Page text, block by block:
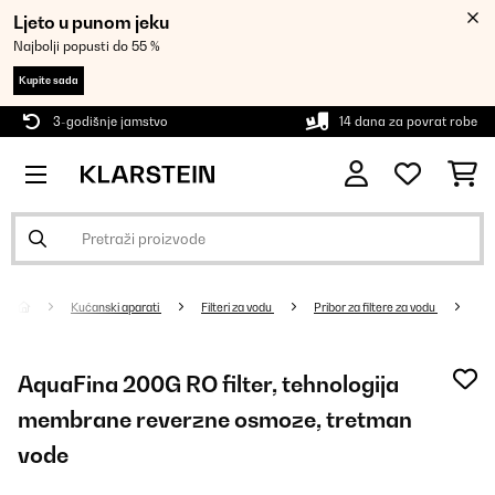
Ljeto u punom jeku
Najbolji popusti do 55 %
Kupite sada
3-godišnje jamstvo 14 dana za povrat robe
Kućanski aparati Filteri za vodu Pribor za filtere za vodu
AquaFina 200G RO filter, tehnologija
membrane reverzne osmoze, tretman
vode